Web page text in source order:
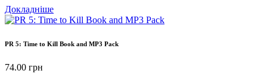
Докладніше
PR 5: Time to Kill Book and MP3 Pack
74.00 грн